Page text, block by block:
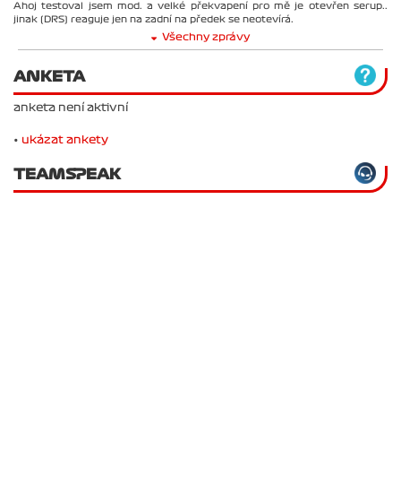
Ahoj testoval jsem mod. a velké překvapení pro mě je otevřen serup..
jinak (DRS) reaguje jen na zadní na předek se neotevírá.
Všechny zprávy
ANKETA
anketa není aktivní
• ukázat ankety
TEAMSPEAK